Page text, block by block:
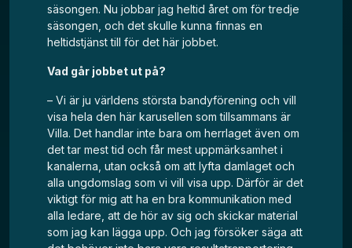
säsongen. Nu jobbar jag heltid året om för tredje
säsongen, och det skulle kunna finnas en
heltidstjänst till för det här jobbet.
Vad går jobbet ut på?
– Vi är ju världens största bandyförening och vill
visa hela den här karusellen som tillsammans är
Villa. Det handlar inte bara om herrlaget även om
det tar mest tid och får mest uppmärksamhet i
kanalerna, utan också om att lyfta damlaget och
alla ungdomslag som vi vill visa upp. Därför är det
viktigt för mig att ha en bra kommunikation med
alla ledare, att de hör av sig och skickar material
som jag kan lägga upp. Och jag försöker säga att